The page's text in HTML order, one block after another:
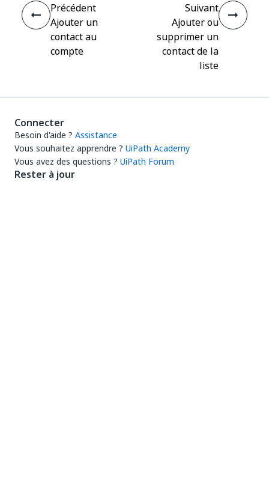
Précédent
Ajouter un
contact au
compte
Suivant
Ajouter ou
supprimer un
contact de la
liste
Connecter
Besoin d'aide ? Assistance
Vous souhaitez apprendre ? UiPath Academy
Vous avez des questions ? UiPath Forum
Rester à jour